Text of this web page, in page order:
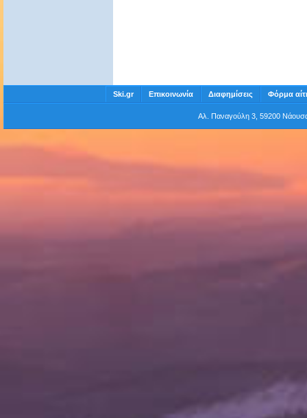
Ski.gr Επικοινωνία Διαφημίσεις Φόρμα
Αλ. Παναγούλη 3, 59200